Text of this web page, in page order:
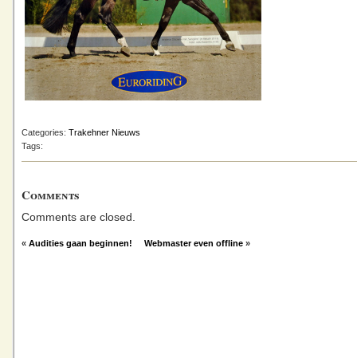
Categories: Trakehner Nieuws
Tags:
Comments
Comments are closed.
« Audities gaan beginnen! Webmaster even offline »